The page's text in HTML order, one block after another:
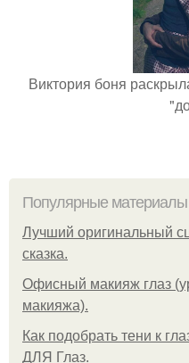
Виктория боня
Популярные материалы
Лучший оригинальный
сказка.
Офисный макияж глаз
макияжа).
Как подобрать тени к
ДЛЯ Глаз.